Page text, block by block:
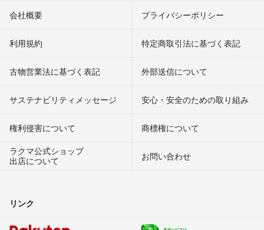
会社概要 プライバシーポリシー
利用規約 特定商取引法に基づく表記
古物営業法に基づく表記 外部送信について
サステナビリティメッセージ 安心・安全のための取り組み
権利侵害について
商標権について
ラクマ公式ショップ
出店について
お問い合わせ
リンク